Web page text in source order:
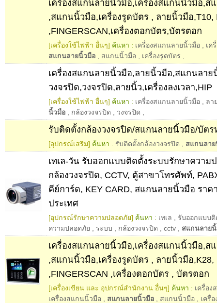
เครื่องสแกนลายนิ้วมือ,เครื่องสแกนนิ้วมือ,ส
,สแกนนิ้วมือ,เครื่องรูดบัตร , ลายนิ้วมือ,T10,
,FINGERSCAN,เครื่องตอกบัตร,บัตรตอก
[เครื่องใช้ไฟฟ้า อื่นๆ] ค้นหา : เครื่องสแกนลายนิ้วมือ
เค
สแกนลายนิ้วมือ
สแกนนิ้วมือ เครื่องรูดบัตร
เครื่องสแกนลายนิ้วมือ,ลายนิ้วมือ,สแกนลาย
วงจรปิด,วงจรปิด,ลายนิ้ว,เครื่องลงเวลา,HIP
[เครื่องใช้ไฟฟ้า อื่นๆ] ค้นหา : เครื่องสแกนลายนิ้วมือ
ลา
นิ้วมือ
กล้องวงจรปิด วงจรปิด
รับติดตั้งกล้องวงจรปิด/สแกนลายนิ้วมือ/บัตร
[อุปกรณ์เสริม] ค้นหา : รับติดตั้งกล้องวงจรปิด สแกนลา
เทเล-วัน รับออกแบบติดตั้งระบบรักษาความ
กล้องวงจรปิด, CCTV, ตู้สาขาโทรศัพท์,
คีย์การ์ด, KEY CARD, สแกนลายนิ้วมือ ราค
ประเทศ
[อุปกรณ์รักษาความปลอดภัย] ค้นหา : เทเล
รับออกแบบ
ความปลอดภัย
ระบบ กล้องวงจรปิด cctv สแกนลาย
เครื่องสแกนลายนิ้วมือ,เครื่องสแกนนิ้วมือ,ส
,สแกนนิ้วมือ,เครื่องรูดบัตร , ลายนิ้วมือ,K28,
,FINGERSCAN ,เครื่องตอกบัตร , บัตรตอก
[เครื่องเขียน และ อุปกรณ์สำนักงาน อื่นๆ] ค้นหา : เครื่อง
เครื่องสแกนนิ้วมือ
สแกนลายนิ้วมือ สแกนนิ้วมือ เครื่